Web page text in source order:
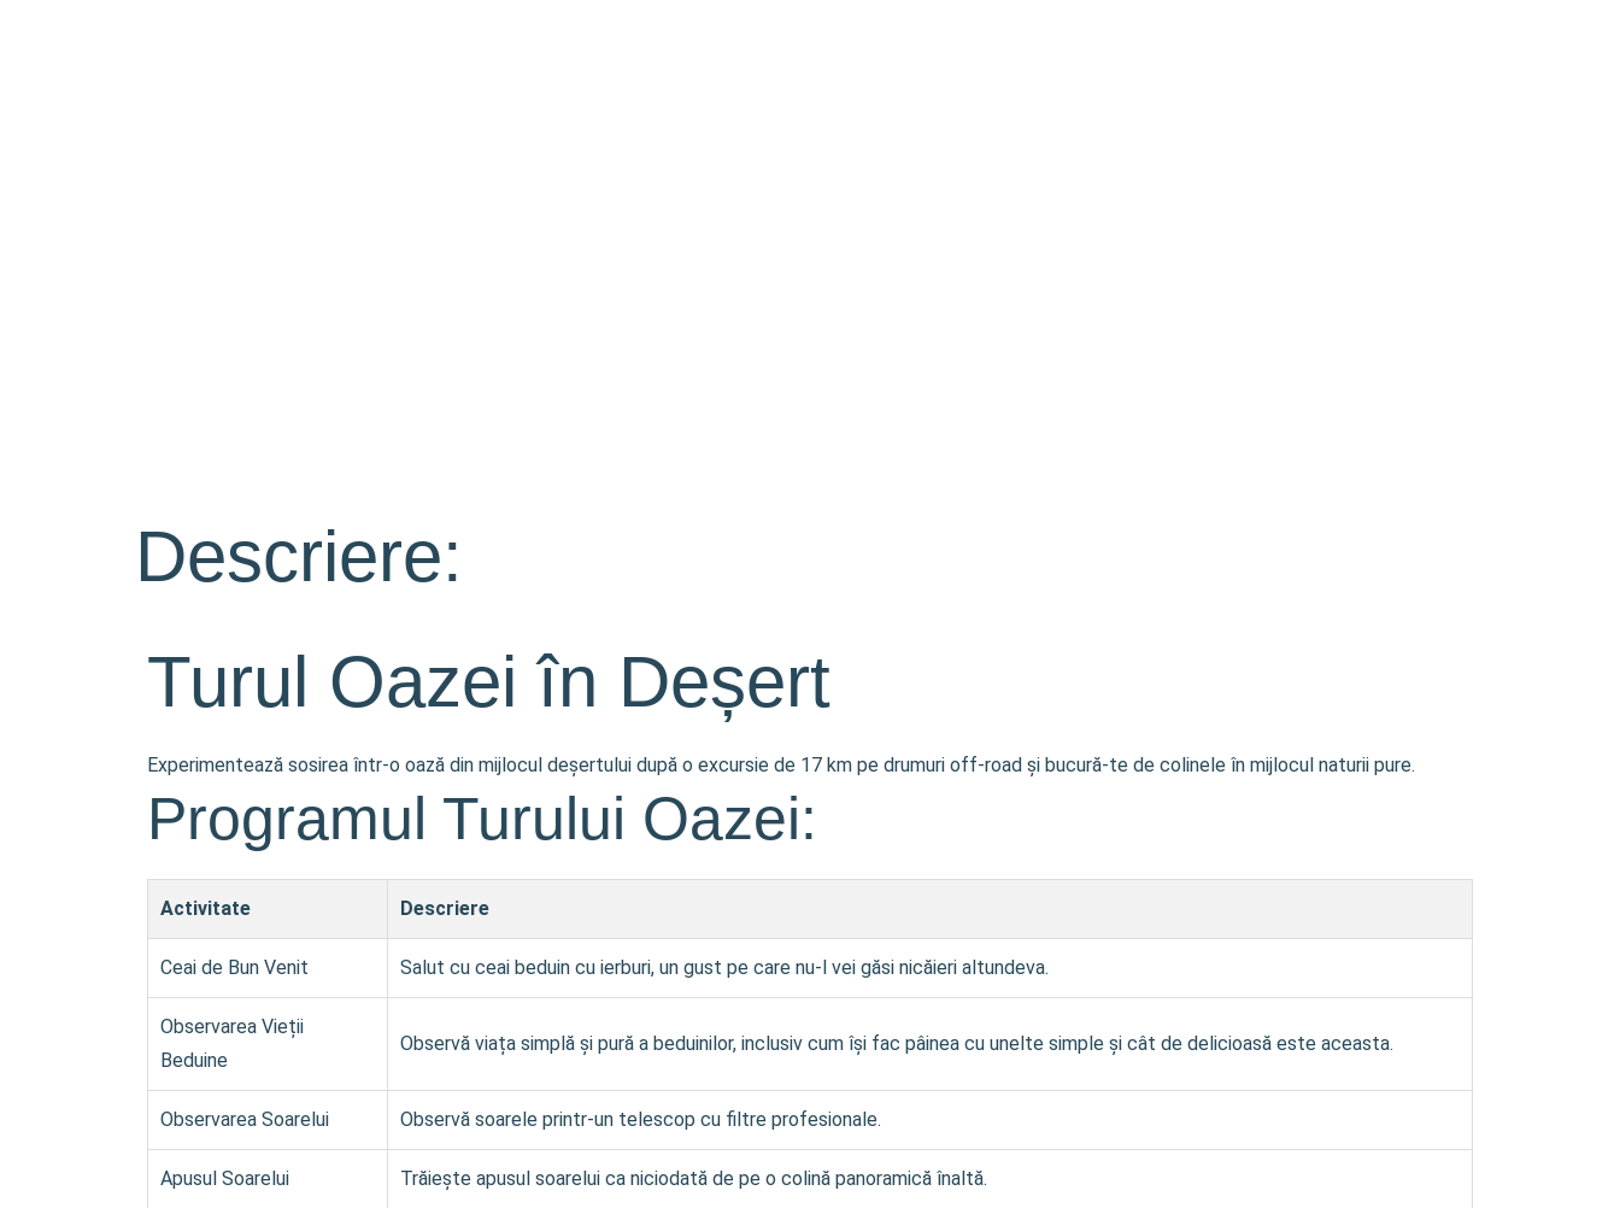
Descriere:
Turul Oazei în Deșert
Experimentează sosirea într-o oază din mijlocul deșertului după o excursie de 17 km pe drumuri off-road și bucură-te de colinele în mijlocul naturii pure.
Programul Turului Oazei:
Activitate Descriere
Ceai de Bun Venit Salut cu ceai beduin cu ierburi, un gust pe care nu-l vei găsi nicăieri altundeva.
Observarea Vieții
Beduine
Observă viața simplă și pură a beduinilor, inclusiv cum își fac pâinea cu unelte simple și cât de delicioasă este aceasta.
Observarea Soarelui Observă soarele printr-un telescop cu filtre profesionale.
Apusul Soarelui Trăiește apusul soarelui ca niciodată de pe o colină panoramică înaltă.